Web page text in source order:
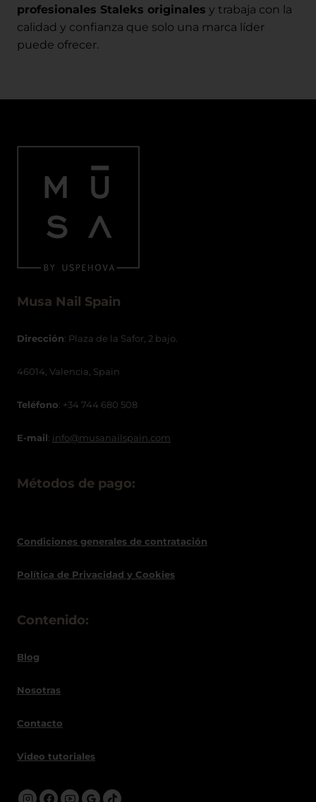
profesionales Staleks originales y trabaja con la
calidad y confianza que solo una marca líder
puede ofrecer.
Musa Nail Spain
Dirección: Plaza de la Safor, 2 bajo.
46014, Valencia, Spain
Teléfono: +34 744 680 508
E-mail: info@musanailspain.com
Métodos de pago:
Condiciones generales de contratación
Política de Privacidad y Cookies
Contenido:
Blog
Nosotras
Contacto
Video tutoriales